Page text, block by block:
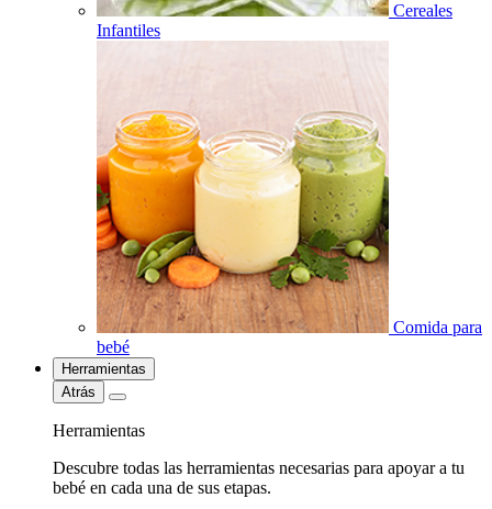
Cereales
Infantiles
Comida para
bebé
Herramientas
Atrás
Herramientas
Descubre todas las herramientas necesarias para apoyar a tu
bebé en cada una de sus etapas.